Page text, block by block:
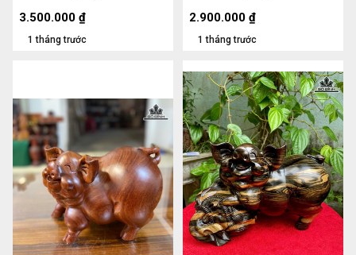
1 tháng trước
3.500.000 ₫
1 tháng trước
2.900.000 ₫